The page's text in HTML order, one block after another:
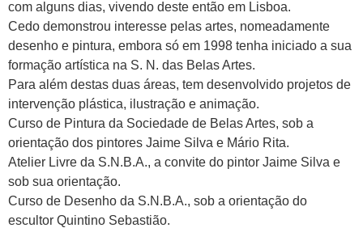
com alguns dias, vivendo deste então em Lisboa.
Cedo demonstrou interesse pelas artes, nomeadamente
desenho e pintura, embora só em 1998 tenha iniciado a sua
formação artística na S. N. das Belas Artes.
Para além destas duas áreas, tem desenvolvido projetos de
intervenção plástica, ilustração e animação.
Curso de Pintura da Sociedade de Belas Artes, sob a
orientação dos pintores Jaime Silva e Mário Rita.
Atelier Livre da S.N.B.A., a convite do pintor Jaime Silva e
sob sua orientação.
Curso de Desenho da S.N.B.A., sob a orientação do
escultor Quintino Sebastião.